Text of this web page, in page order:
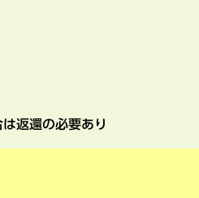
返還の必要あり